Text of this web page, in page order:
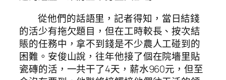
從他們的話語里，記者得知，當日結錢
的活少有拖欠題目，但在工時較長、按次結
賬的任務中，拿不到錢是不少農人工碰到的
困難。安俊山說，往年他接了個在院墻里貼
瓷磚的活，一共干了4天，薪水960元，但至